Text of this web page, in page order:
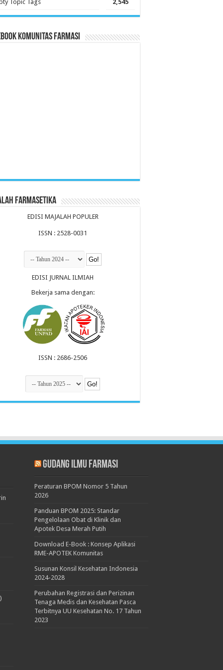
Topic Tags 2,545
Komunitas Farmasi
Farmasetika
EDISI MAJALAH POPULER
ISSN : 2528-0031
EDISI JURNAL ILMIAH
Bekerja sama dengan:
ISSN : 2686-2506
Gudang Ilmu Farmasi
Peraturan BPOM Nomor 5 Tahun
2026
Panduan BPOM 2025: Standar
Pengelolaan Obat di Klinik dan
Apotek Desa Merah Putih
Download E-Book : Konsep Aplikasi
RME-APOTEK Komunitas
Susunan Konsil Kesehatan Indonesia
2024-2028
Perubahan Registrasi dan Perizinan
Tenaga Medis dan Kesehatan Pasca
Terbitnya UU Kesehatan No. 17 Tahun
2023